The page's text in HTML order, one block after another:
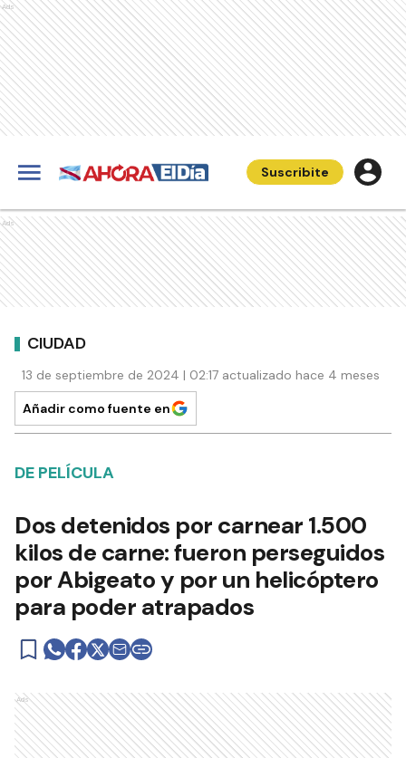
Ads
Suscribite
Ads
CIUDAD
13 de septiembre de 2024 | 02:17 actualizado hace 4 meses
Añadir como fuente en
DE PELÍCULA
Dos detenidos por carnear 1.500
kilos de carne: fueron perseguidos
por Abigeato y por un helicóptero
para poder atrapados
Ads